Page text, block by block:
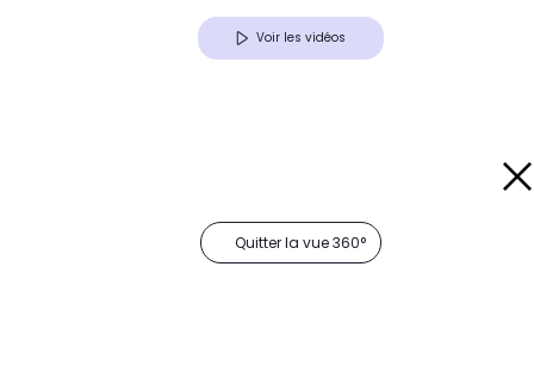
Voir les vidéos
Quitter la vue 360°